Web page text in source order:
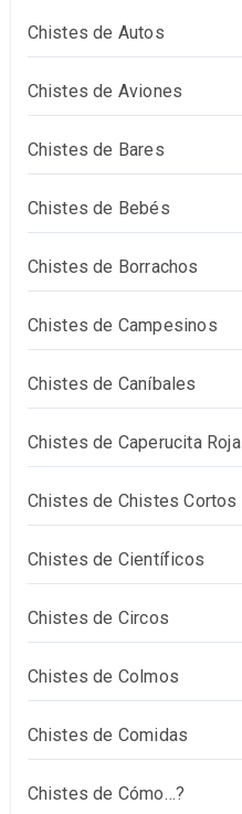
Chistes de Autos
Chistes de Aviones
Chistes de Bares
Chistes de Bebés
Chistes de Borrachos
Chistes de Campesinos
Chistes de Caníbales
Chistes de Caperucita Roja
Chistes de Chistes Cortos
Chistes de Científicos
Chistes de Circos
Chistes de Colmos
Chistes de Comidas
Chistes de Cómo…?